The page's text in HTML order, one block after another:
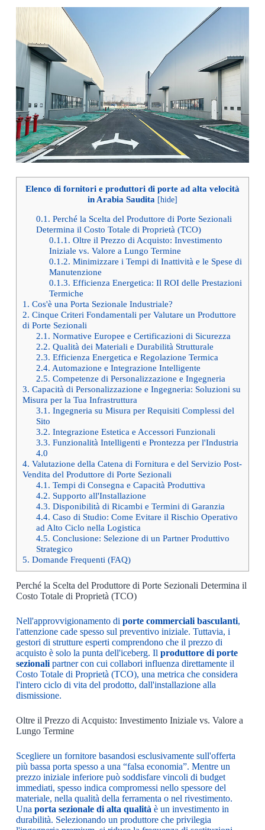
Elenco di fornitori e produttori di porte ad alta velocità
in Arabia Saudita [hide]
0.1. Perché la Scelta del Produttore di Porte Sezionali
Determina il Costo Totale di Proprietà (TCO)
0.1.1. Oltre il Prezzo di Acquisto: Investimento
Iniziale vs. Valore a Lungo Termine
0.1.2. Minimizzare i Tempi di Inattività e le Spese di
Manutenzione
0.1.3. Efficienza Energetica: Il ROI delle Prestazioni
Termiche
1. Cos'è una Porta Sezionale Industriale?
2. Cinque Criteri Fondamentali per Valutare un Produttore
di Porte Sezionali
2.1. Normative Europee e Certificazioni di Sicurezza
2.2. Qualità dei Materiali e Durabilità Strutturale
2.3. Efficienza Energetica e Regolazione Termica
2.4. Automazione e Integrazione Intelligente
2.5. Competenze di Personalizzazione e Ingegneria
3. Capacità di Personalizzazione e Ingegneria: Soluzioni su
Misura per la Tua Infrastruttura
3.1. Ingegneria su Misura per Requisiti Complessi del
Sito
3.2. Integrazione Estetica e Accessori Funzionali
3.3. Funzionalità Intelligenti e Prontezza per l'Industria
4.0
4. Valutazione della Catena di Fornitura e del Servizio Post-
Vendita del Produttore di Porte Sezionali
4.1. Tempi di Consegna e Capacità Produttiva
4.2. Supporto all'Installazione
4.3. Disponibilità di Ricambi e Termini di Garanzia
4.4. Caso di Studio: Come Evitare il Rischio Operativo
ad Alto Ciclo nella Logistica
4.5. Conclusione: Selezione di un Partner Produttivo
Strategico
5. Domande Frequenti (FAQ)
Perché la Scelta del Produttore di Porte Sezionali Determina il
Costo Totale di Proprietà (TCO)
Nell'approvvigionamento di porte commerciali basculanti,
l'attenzione cade spesso sul preventivo iniziale. Tuttavia, i
gestori di strutture esperti comprendono che il prezzo di
acquisto è solo la punta dell'iceberg. Il produttore di porte
sezionalipartner con cui collabori influenza direttamente il
Costo Totale di Proprietà (TCO), una metrica che considera
l'intero ciclo di vita del prodotto, dall'installazione alla
dismissione.
Oltre il Prezzo di Acquisto: Investimento Iniziale vs. Valore a
Lungo Termine
Scegliere un fornitore basandosi esclusivamente sull'offerta
più bassa porta spesso a una “falsa economia”. Mentre un
prezzo iniziale inferiore può soddisfare vincoli di budget
immediati, spesso indica compromessi nello spessore del
materiale, nella qualità della ferramenta o nel rivestimento.
Una porta sezionale di alta qualità è un investimento in
durabilità. Selezionando un produttore che privilegia